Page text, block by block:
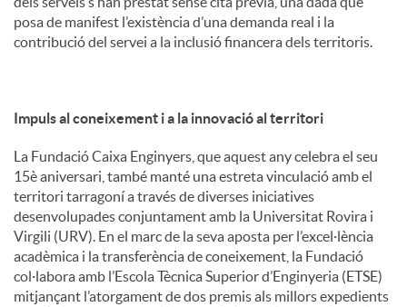
posa de manifest l’existència d’una demanda real i la
contribució del servei a la inclusió financera dels territoris.
Impuls al coneixement i a la innovació al territori
La Fundació Caixa Enginyers, que aquest any celebra el seu
15è aniversari, també manté una estreta vinculació amb el
territori tarragoní a través de diverses iniciatives
desenvolupades conjuntament amb la Universitat Rovira i
Virgili (URV). En el marc de la seva aposta per l’excel·lència
acadèmica i la transferència de coneixement, la Fundació
col·labora amb l’Escola Tècnica Superior d’Enginyeria (ETSE)
mitjançant l’atorgament de dos premis als millors expedients